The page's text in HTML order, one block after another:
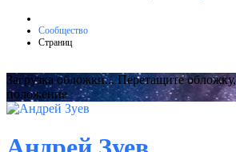
Сообщество
Страниц
Загрузка обложки... Перетащите
положение